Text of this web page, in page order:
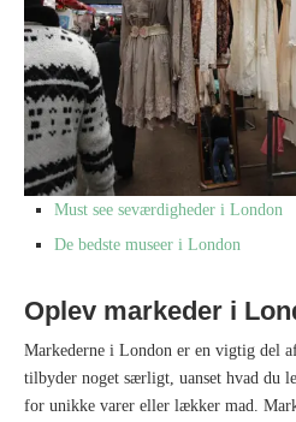
Must see seværdigheder i London
De bedste museer i London
Oplev markeder i
Markederne i London er en vigtig del
tilbyder noget særligt, uanset hvad du
for unikke varer eller lækker mad.